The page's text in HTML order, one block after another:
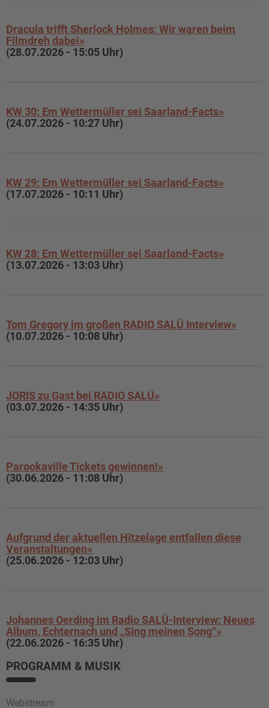
Dracula trifft Sherlock Holmes: Wir waren beim
Filmdreh dabei»
(28.07.2026 - 15:05 Uhr)
KW 30: Em Wettermüller sei Saarland-Facts»
(24.07.2026 - 10:27 Uhr)
KW 29: Em Wettermüller sei Saarland-Facts»
(17.07.2026 - 10:11 Uhr)
KW 28: Em Wettermüller sei Saarland-Facts»
(13.07.2026 - 13:03 Uhr)
Tom Gregory im großen RADIO SALÜ Interview»
(10.07.2026 - 10:08 Uhr)
JORIS zu Gast bei RADIO SALÜ»
(03.07.2026 - 14:35 Uhr)
Parookaville Tickets gewinnen!»
(30.06.2026 - 11:08 Uhr)
Aufgrund der aktuellen Hitzelage entfallen diese
Veranstaltungen»
(25.06.2026 - 12:03 Uhr)
Johannes Oerding im Radio SALÜ-Interview: Neues
Album, Echternach und „Sing meinen Song“»
(22.06.2026 - 16:35 Uhr)
PROGRAMM & MUSIK
Webstream